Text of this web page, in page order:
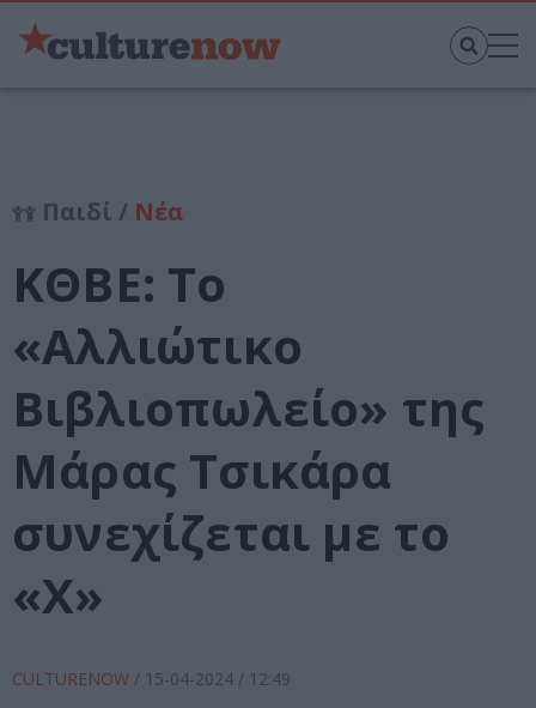
Παιδί / Νέα
ΚΘΒΕ: Το
«Αλλιώτικο
Βιβλιοπωλείο» της
Μάρας Τσικάρα
συνεχίζεται με το
«Χ»
CULTURENOW / 15-04-2024 / 12:49